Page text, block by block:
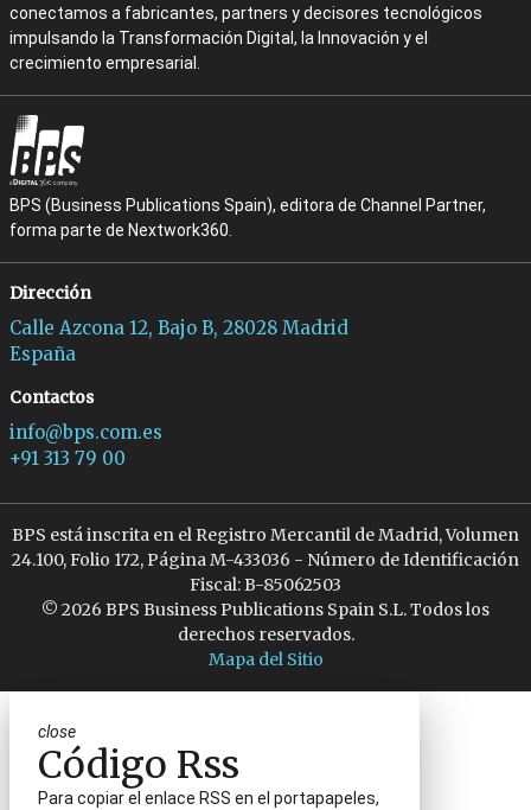
conectamos a fabricantes, partners y decisores tecnológicos
impulsando la Transformación Digital, la Innovación y el
crecimiento empresarial.
BPS (Business Publications Spain), editora de Channel Partner,
forma parte de Nextwork360.
Dirección
Calle Azcona 12, Bajo B, 28028 Madrid
España
Contactos
info@bps.com.es
+91 313 79 00
BPS está inscrita en el Registro Mercantil de Madrid, Volumen
24.100, Folio 172, Página M-433036 - Número de Identificación
Fiscal: B-85062503
© 2026 BPS Business Publications Spain S.L. Todos los
derechos reservados.
Mapa del Sitio
close
Código Rss
Para copiar el enlace RSS en el portapapeles,